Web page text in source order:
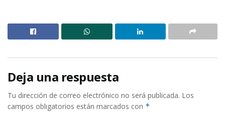
Deja una respuesta
Tu dirección de correo electrónico no será publicada. Los
campos obligatorios están marcados con *